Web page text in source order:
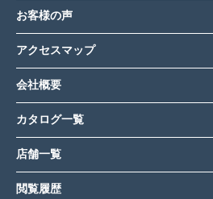
お客様の声
アクセスマップ
会社概要
カタログ一覧
店舗一覧
閲覧履歴